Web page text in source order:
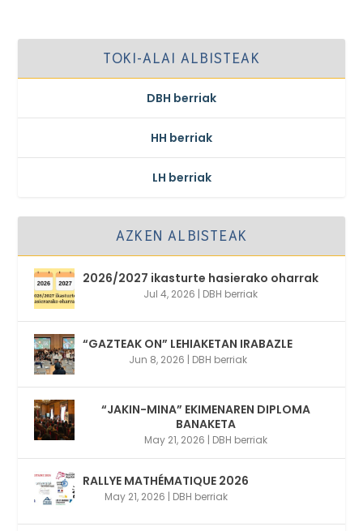
TOKI-ALAI ALBISTEAK
DBH berriak
HH berriak
LH berriak
AZKEN ALBISTEAK
2026/2027 ikasturte hasierako oharrak
Jul 4, 2026 | DBH berriak
“GAZTEAK ON” LEHIAKETAN IRABAZLE
Jun 8, 2026 | DBH berriak
“JAKIN-MINA” EKIMENAREN DIPLOMA
BANAKETA
May 21, 2026 | DBH berriak
RALLYE MATHÉMATIQUE 2026
May 21, 2026 | DBH berriak